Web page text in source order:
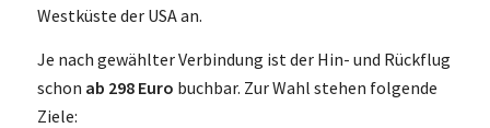
Westküste der USA an.
Je nach gewählter Verbindung ist der Hin- und Rückflug
schon ab 298 Euro buchbar. Zur Wahl stehen folgende
Ziele: